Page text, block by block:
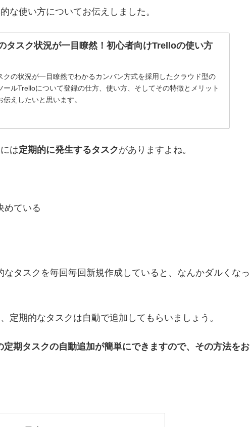
な使い方についてお伝えしました。
タスク状況が一目瞭然！初心者向けTrelloの使い方
クの状況が一目瞭然でわかるカンバン方式を採用したクラウド型の
ールTrelloについて登録の仕方、使い方、そしてその特徴とメリット
伝えしたいと思います。
は定期的に発生するタスクがありますよね。
めている
タスクを毎回毎回新規作成していると、なんかダルくなっ
定期的なタスクは自動で追加してもらいましょう。
期タスクの自動追加が簡単にできますので、その方法をお